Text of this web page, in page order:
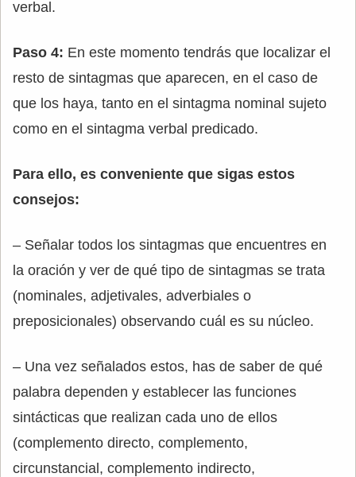
verbal.
Paso 4: En este momento tendrás que localizar el
resto de sintagmas que aparecen, en el caso de
que los haya, tanto en el sintagma nominal sujeto
como en el sintagma verbal predicado.
Para ello, es conveniente que sigas estos
consejos:
– Señalar todos los sintagmas que encuentres en
la oración y ver de qué tipo de sintagmas se trata
(nominales, adjetivales, adverbiales o
preposicionales) observando cuál es su núcleo.
– Una vez señalados estos, has de saber de qué
palabra dependen y establecer las funciones
sintácticas que realizan cada uno de ellos
(complemento directo, complemento,
circunstancial, complemento indirecto,